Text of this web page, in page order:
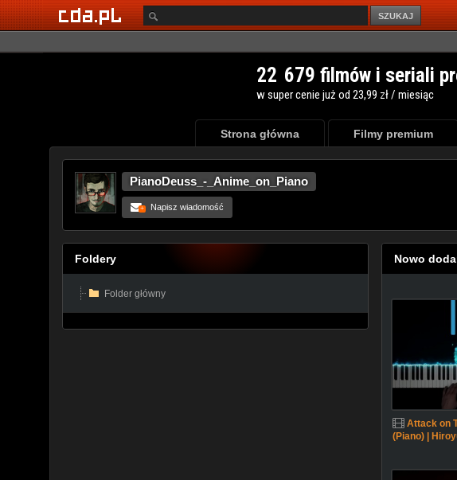
SZUKAJ
Strona główna Filmy premium
PianoDeuss_-_Anime_on_Piano
+ Napisz wiadomość
Foldery
Folder główny
Nowo
Attack on
(Piano) |